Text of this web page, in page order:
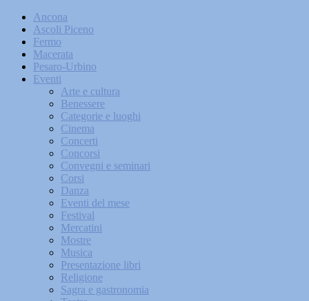
Ancona
Ascoli Piceno
Fermo
Macerata
Pesaro-Urbino
Eventi
Arte e cultura
Benessere
Categorie e luoghi
Cinema
Concerti
Concorsi
Convegni e seminari
Corsi
Danza
Eventi del mese
Festival
Mercatini
Mostre
Musica
Presentazione libri
Religione
Sagra e gastronomia